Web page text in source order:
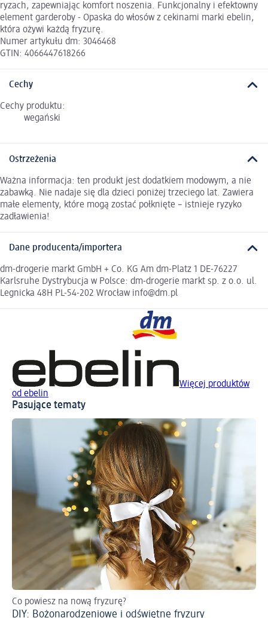
ryzach, zapewniając komfort noszenia. Funkcjonalny i efektowny
element garderoby - Opaska do włosów z cekinami marki ebelin,
która ożywi każdą fryzurę.
Numer artykułu dm: 3046468
GTIN: 4066447618266
Cechy
Cechy produktu:
wegański
Ostrzeżenia
Ważna informacja: ten produkt jest dodatkiem modowym, a nie
zabawką. Nie nadaje się dla dzieci poniżej trzeciego lat. Zawiera
małe elementy, które mogą zostać połknięte – istnieje ryzyko
zadławienia!
Dane producenta/importera
dm-drogerie markt GmbH + Co. KG Am dm-Platz 1 DE-76227
Karlsruhe Dystrybucja w Polsce: dm-drogerie markt sp. z o.o. ul.
Legnicka 48H PL-54-202 Wrocław info@dm.pl
Więcej produktów
od ebelin
Pasujące tematy
Co powiesz na nową fryzurę?
DIY: Bożonarodzeniowe i odświętne fryzury